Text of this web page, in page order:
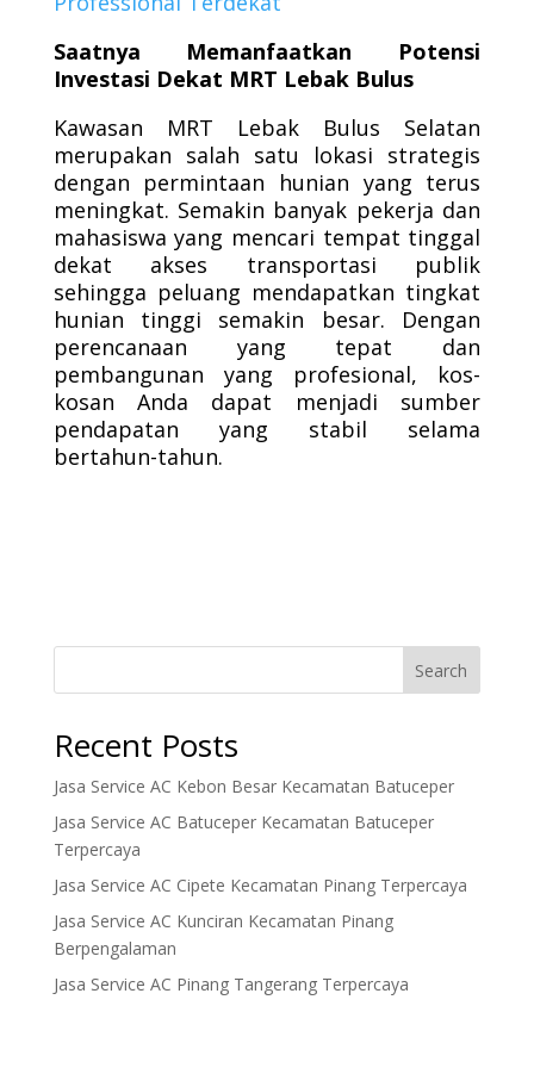
Saatnya Memanfaatkan Potensi
Investasi Dekat MRT Lebak Bulus
Kawasan MRT Lebak Bulus Selatan
merupakan salah satu lokasi strategis
dengan permintaan hunian yang terus
meningkat. Semakin banyak pekerja dan
mahasiswa yang mencari tempat tinggal
dekat akses transportasi publik
sehingga peluang mendapatkan tingkat
hunian tinggi semakin besar. Dengan
perencanaan yang tepat dan
pembangunan yang profesional, kos-
kosan Anda dapat menjadi sumber
pendapatan yang stabil selama
bertahun-tahun.
Search
Recent Posts
Jasa Service AC Kebon Besar Kecamatan Batuceper
Jasa Service AC Batuceper Kecamatan Batuceper
Terpercaya
Jasa Service AC Cipete Kecamatan Pinang Terpercaya
Jasa Service AC Kunciran Kecamatan Pinang
Berpengalaman
Jasa Service AC Pinang Tangerang Terpercaya